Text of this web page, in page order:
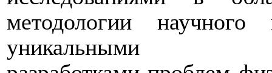
методологии
уникальными